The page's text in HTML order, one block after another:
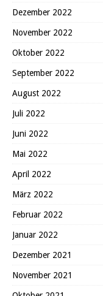
Dezember 2022
November 2022
Oktober 2022
September 2022
August 2022
Juli 2022
Juni 2022
Mai 2022
April 2022
März 2022
Februar 2022
Januar 2022
Dezember 2021
November 2021